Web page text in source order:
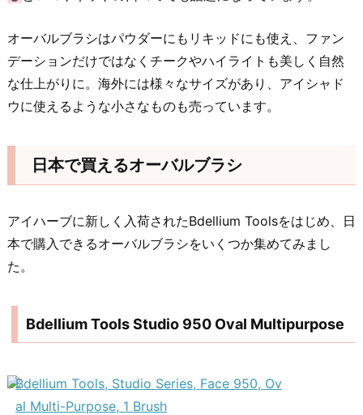
オーバルブラシはパウダーにもリキッドにも使え、ファン
デーションだけではなくチークやハイライトも美しく自然
な仕上がりに。海外には様々なサイズがあり、アイシャド
ウに使えるような小さなものも売っています。
日本で買えるオーバルブラシ
アイハーブに新しく入荷されたBdellium Toolsをはじめ、日
本で購入できるオーバルブラシをいくつか集めてみまし
た。
Bdellium Tools Studio 950 Oval Multipurpose
Bdellium Tools, Studio Series, Face 950, Ov
al Multi-Purpose, 1 Brush